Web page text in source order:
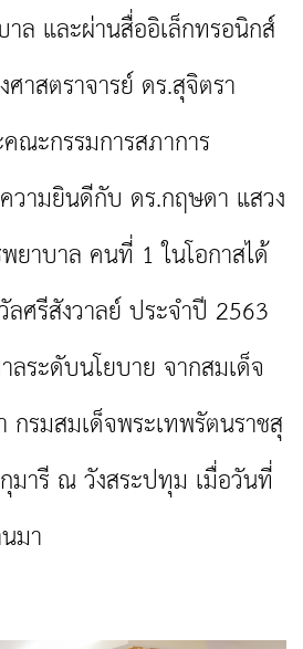
ล และผ่านสื่ออิเล็กทรอนิกส์
สตราจารย์ ดร.สุจิตรา
ณะกรรมการสภาการ
วามยินดีกับ ดร.กฤษดา แสวง
ยาบาล คนที่ 1 ในโอกาสได้
ลศรีสังวาลย์ ประจำปี 2563
ลระดับนโยบาย จากสมเด็จ
กรมสมเด็จพระเทพรัตนราชสุ
มารี ณ วังสระปทุม เมื่อวันที่
มา